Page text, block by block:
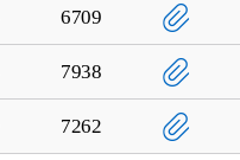
6709
7938
7262